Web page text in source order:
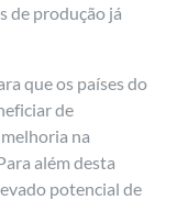
de produção já
que os países do
de
na
além desta
potencial de